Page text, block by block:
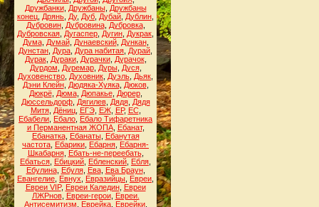
Дружбанки, Дружбаны, Дружбаны
конец Дрянь Ду, Дуб Дубай Дублин
Дубровин, Дубровина, Дубровка,
Дубровская Дугаспер Дугин Дукрак
Дума, Думай, Дунаевский, Дункан,
Дунстан Дура Дура набитая Дурай
Дурак, Дураки, Дурачки, Дурачок,
Дурдом
Дуремар, Дуры, Дуся,
Духовенство Духовник Дуэль Дьяк
Дэни Клейн, Дюдяка-Хуяка, Дюков,
Дюкрё, Дюма, Дюпакье, Дюрер,
Дюссельдорф, Дягилев, Дядя, Дядя
Митя, Дёниц, ЕГЭ, ЕЖ, ЕР, ЕС,
Ебабели Ебало Ебало Тифаретника
и Перманентная ЖОПА, Ебанат,
Ебанатка, Ебанаты, Ебанутая
частота Ебарики Ебарня Ебарня-
Шкабарня, Ебать-не-переебать,
Ебаться Ебицкий Ебленский Ебля
Ебулина, Ебуля, Ева, Ева Браун,
Евангелие Евнух Евразийцы Евреи
Евреи VIP, Евреи Каледин, Евреи
ЛЖРнов, Евреи-герои, Евреи.
Антисемитизм
Еврейка, Еврейки,